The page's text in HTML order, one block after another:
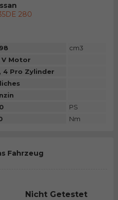
280
cm3
V Motor
4 Pro Zylinder
PS
Nm
Fahrzeug
Nicht Getestet